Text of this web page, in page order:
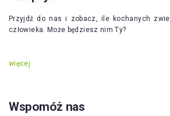
Przyjdź do nas i zobacz, ile kochanych
człowieka. Może będziesz nim Ty?
więcej
Wspomóż nas